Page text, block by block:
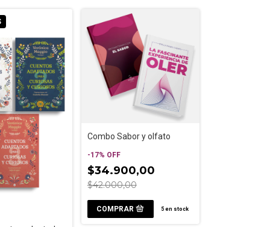
Combo Sabor y olfato
-17% OFF
$34.900,00
$42.000,00
5en stock